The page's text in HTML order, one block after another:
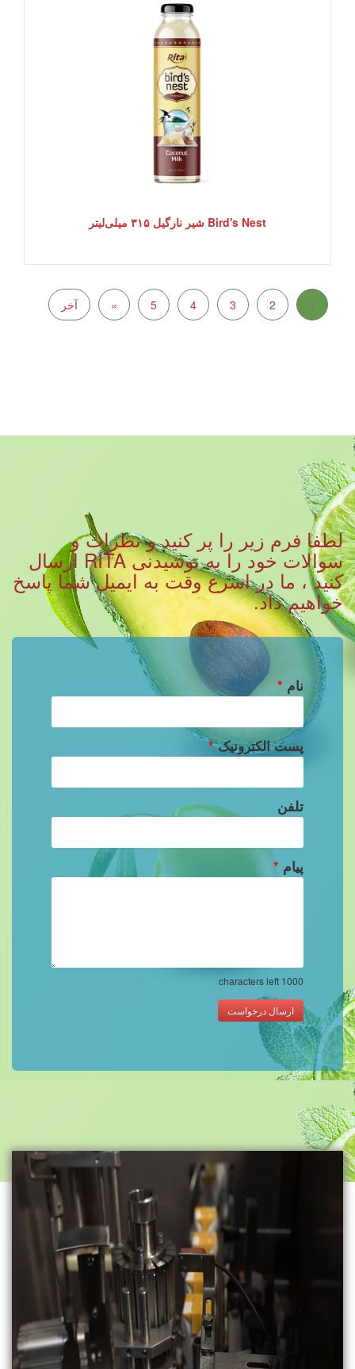
Bird's Nest شیر نارگیل ۳۱۵ میلی‌لیتر
1
2
3
4
5
» آخر
لطفا فرم زیر را پر کنید و نظرات و
سوالات خود را به نوشیدنی RITA ارسال
کنید ، ما در اسرع وقت به ایمیل شما پاسخ
خواهیم داد.
نام *
پست الکترونیک*
تلفن
پیام *
1000
ارسال درخواست